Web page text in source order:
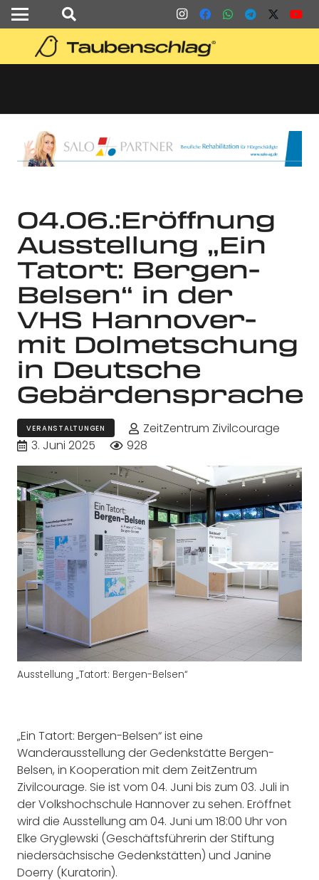
04.06.:Eröffnung
Ausstellung „Ein
Tatort: Bergen-
Belsen“ in der
VHS Hannover-
mit Dolmetschung
in Deutsche
Gebärdensprache
VERANSTALTUNGEN
ZeitZentrum Zivilcourage
3. Juni 2025
928
Ausstellung „Tatort: Bergen-Belsen“
„Ein Tatort: Bergen-Belsen“ ist eine
Wanderausstellung der Gedenkstätte Bergen-
Belsen, in Kooperation mit dem ZeitZentrum
Zivilcourage. Sie ist vom 04. Juni bis zum 03. Juli in
der Volkshochschule Hannover zu sehen. Eröffnet
wird die Ausstellung am 04. Juni um 18:00 Uhr von
Elke Gryglewski (Geschäftsführerin der Stiftung
niedersächsische Gedenkstätten) und Janine
Doerry (Kuratorin).